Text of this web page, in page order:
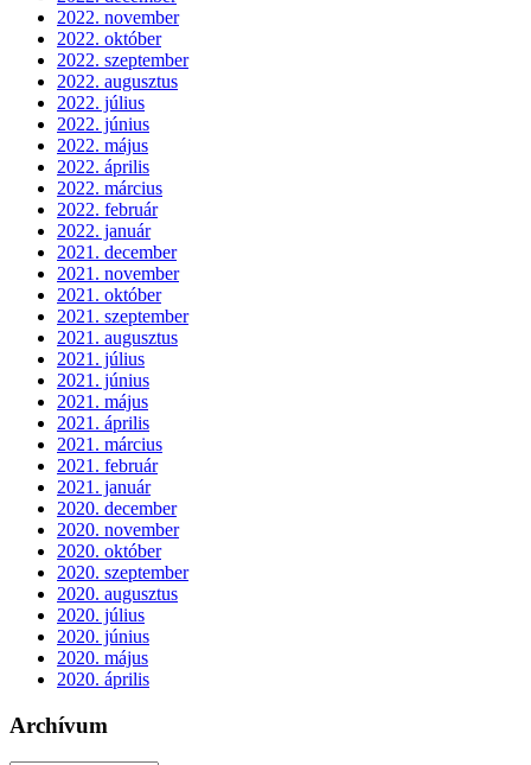
2022. november
2022. október
2022. szeptember
2022. augusztus
2022. július
2022. június
2022. május
2022. április
2022. március
2022. február
2022. január
2021. december
2021. november
2021. október
2021. szeptember
2021. augusztus
2021. július
2021. június
2021. május
2021. április
2021. március
2021. február
2021. január
2020. december
2020. november
2020. október
2020. szeptember
2020. augusztus
2020. július
2020. június
2020. május
2020. április
Archívum